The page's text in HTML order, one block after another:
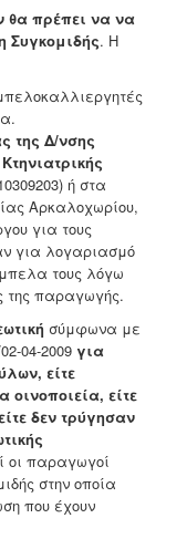
θα πρέπει να να
Συγκομιδής. Η
της Δ/νσης
ή στα
Αρκαλοχωρίου,
για τους
για λογαριασμό
τους λόγω
της παραγωγής.
σύμφωνα με
04-2009 για
είτε
είτε
δεν τρύγησαν
οι παραγωγοί
στην οποία
που έχουν